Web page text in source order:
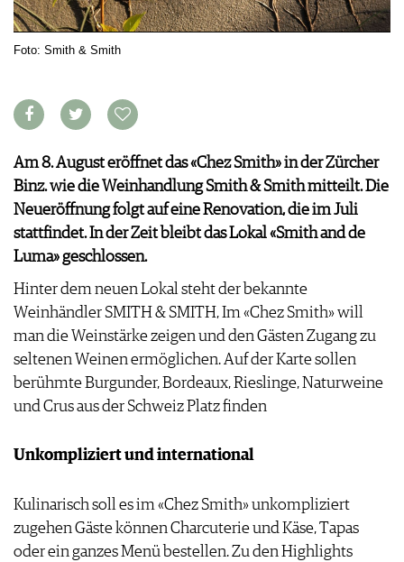
VORTEILSWELT
ARCHIV
AWARDS
VORTEILSWELT
TRINKREIFETABELLE
ABO
WEINSUCHE
NEWSLETTER
WINE TRADE CLUB
REDAKTION
WERBUNG
PRESSE
IMPRESSUM
FAQ
Foto: Smith & Smith
Am 8. August eröffnet das «Chez Smith» in der Zürcher
Binz. wie die Weinhandlung Smith & Smith mitteilt. Die
Neueröffnung folgt auf eine Renovation, die im Juli
stattfindet. In der Zeit bleibt das Lokal «Smith and de
Luma» geschlossen.
Hinter dem neuen Lokal steht der bekannte
Weinhändler SMITH & SMITH, Im «Chez Smith» will
man die Weinstärke zeigen und den Gästen Zugang zu
seltenen Weinen ermöglichen. Auf der Karte sollen
berühmte Burgunder, Bordeaux, Rieslinge, Naturweine
und Crus aus der Schweiz Platz finden
Unkompliziert und international
Kulinarisch soll es im «Chez Smith» unkompliziert
zugehen Gäste können Charcuterie und Käse, Tapas
oder ein ganzes Menü bestellen. Zu den Highlights